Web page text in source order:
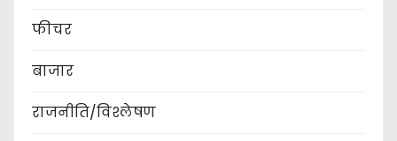
फीचर
बाजार
राजनीति/विश्लेषण